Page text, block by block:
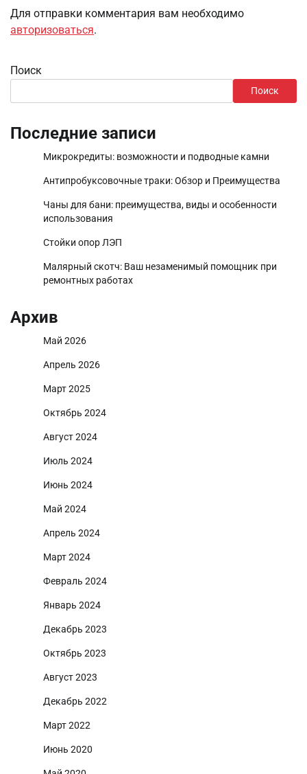
Для отправки комментария вам необходимо
авторизоваться.
Поиск
Поиск
Последние записи
Микрокредиты: возможности и подводные камни
Антипробуксовочные траки: Обзор и Преимущества
Чаны для бани: преимущества, виды и особенности
использования
Стойки опор ЛЭП
Малярный скотч: Ваш незаменимый помощник при
ремонтных работах
Архив
Май 2026
Апрель 2026
Март 2025
Октябрь 2024
Август 2024
Июль 2024
Июнь 2024
Май 2024
Апрель 2024
Март 2024
Февраль 2024
Январь 2024
Декабрь 2023
Октябрь 2023
Август 2023
Декабрь 2022
Март 2022
Июнь 2020